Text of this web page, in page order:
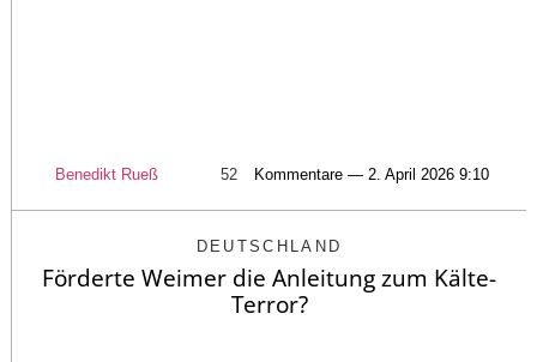
Benedikt Rueß 52 Kommentare — 2. April 2026 9:10
DEUTSCHLAND
Förderte Weimer die Anleitung zum Kälte-
Terror?